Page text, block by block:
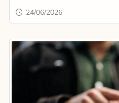
24/06/2026